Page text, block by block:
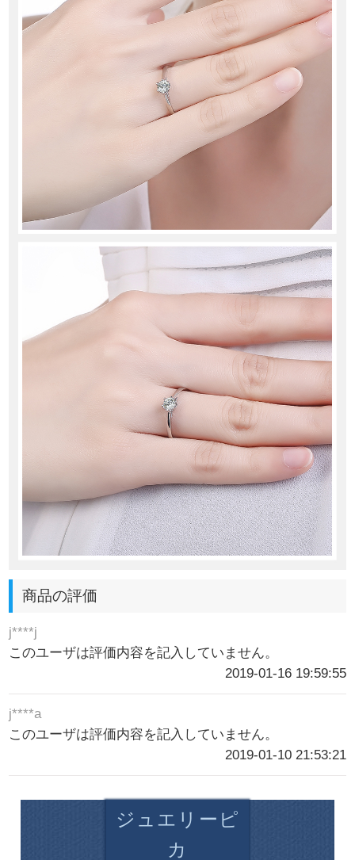
商品の評価
j****j
このユーザは評価内容を記入していません。
2019-01-16 19:59:55
j****a
このユーザは評価内容を記入していません。
2019-01-10 21:53:21
ジュエリーピ
カ